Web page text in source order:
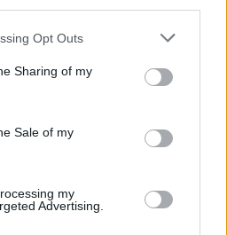
disclosed by us to third parties
app uses one or more Google
store information including but
behaviour. You may click to
and its third-party tags to
Opt Outs
Sharing of my
Sale of my
my
Advertising.
piante da appartamento dalla
minuti: perché 2 millimetri di
paure sui sali d’alluminio sono